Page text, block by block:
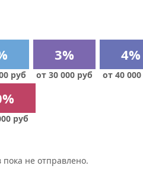
руб
3%
от 30 000 руб
4%
от 40
руб
не отправлено.